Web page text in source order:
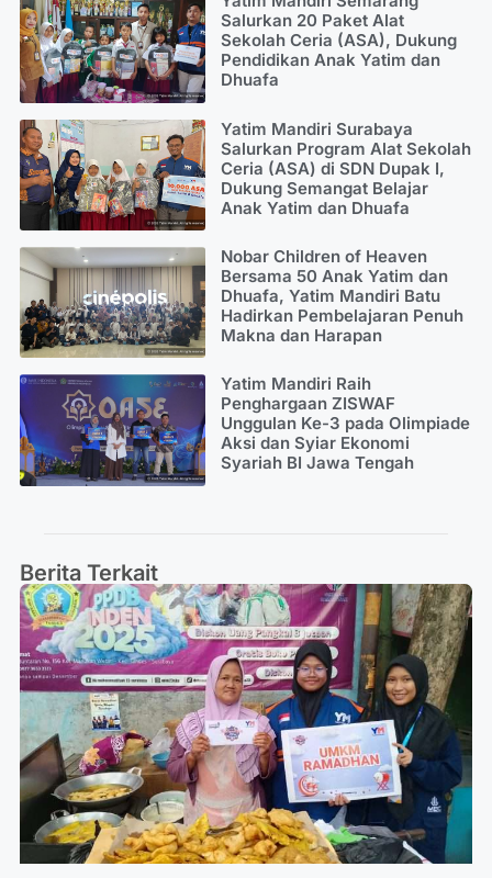
Salurkan 20 Paket Alat
Sekolah Ceria (ASA), Dukung
Pendidikan Anak Yatim dan
Dhuafa
Yatim Mandiri Surabaya
Salurkan Program Alat Sekolah
Ceria (ASA) di SDN Dupak I,
Dukung Semangat Belajar
Anak Yatim dan Dhuafa
Nobar Children of Heaven
Bersama 50 Anak Yatim dan
Dhuafa, Yatim Mandiri Batu
Hadirkan Pembelajaran Penuh
Makna dan Harapan
Yatim Mandiri Raih
Penghargaan ZISWAF
Unggulan Ke-3 pada Olimpiade
Aksi dan Syiar Ekonomi
Syariah BI Jawa Tengah
Berita Terkait